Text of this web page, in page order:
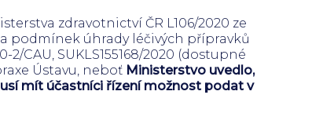
zdravotnictví ČR L106/2020 ze
a podmínek úhrady léčivých přípravků
2/CAU, SUKLS155168/2020 (dostupné
Ústavu, neboť Ministerstvo uvedlo,
mít účastníci řízení možnost podat v